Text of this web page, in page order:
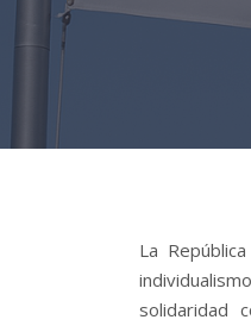
La
solidaridad